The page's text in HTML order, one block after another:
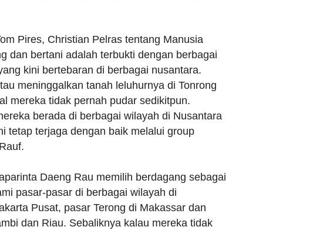
Pires, Christian Pelras tentang Manusia
dan bertani adalah terbukti dengan berbagai
kini bertebaran di berbagai nusantara.
meninggalkan tanah leluhurnya di Tonrong
mereka tidak pernah pudar sedikitpun.
berada di berbagai wilayah di Nusantara
tetap terjaga dengan baik melalui group
Daeng Rau memilih berdagang sebagai
pasar-pasar di berbagai wilayah di
Pusat, pasar Terong di Makassar dan
dan Riau. Sebaliknya kalau mereka tidak